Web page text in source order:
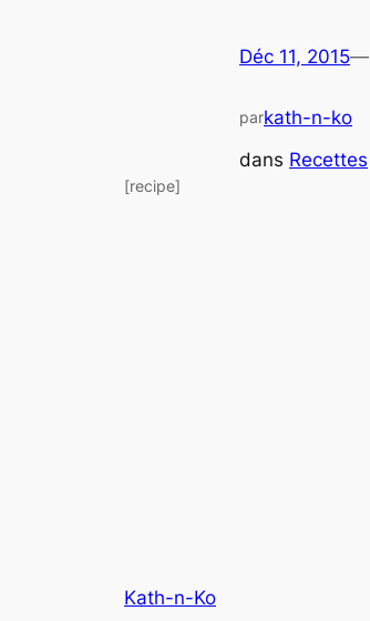
Déc 11, 2015—
parkath-n-ko
dans Recettes
[recipe]
Kath-n-Ko